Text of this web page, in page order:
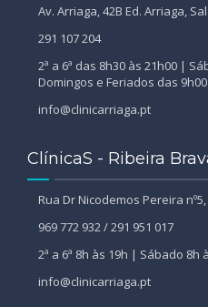
Av. Arriaga, 42B Ed. Arriaga,
291 107 204
2ª a 6ª das 8h30 às 21h00 |
Domingos e Feriados das
info@clinicarriaga.pt
ClínicaS - Ribeira
Rua Dr Nicodemos Pereira
969 772 932 / 291 951 017
2ª a 6ª 8h às 19h | Sábado 8h
info@clinicarriaga.pt